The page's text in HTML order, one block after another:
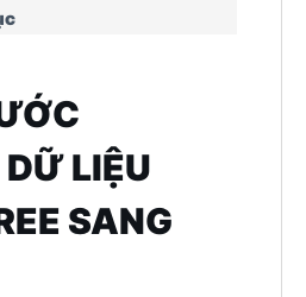
LIỆU
SANG